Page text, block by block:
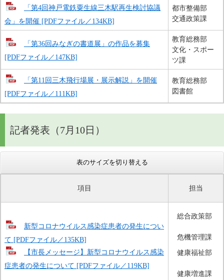
「第4回神戸電鉄粟生線三木駅再生検討協議
会」を開催 [PDFファイル／134KB]
都市整備部
交通政策課
「第36回みなぎの書道展」の作品を募集
[PDFファイル／147KB]
教育総務部
文化・スポー
ツ課
「第11回三木飛行場展・展示解説」を開催
[PDFファイル／111KB]
教育総務部
図書館
記者発表（7月10日）
表のサイズを切り替える
項目 担当
新型コロナウイルス感染症患者の発生につい
て [PDFファイル／135KB]
【市長メッセージ】新型コロナウイルス感染
症患者の発生について [PDFファイル／119KB]
総合政策部
危機管理課
健康福祉部
健康増進課